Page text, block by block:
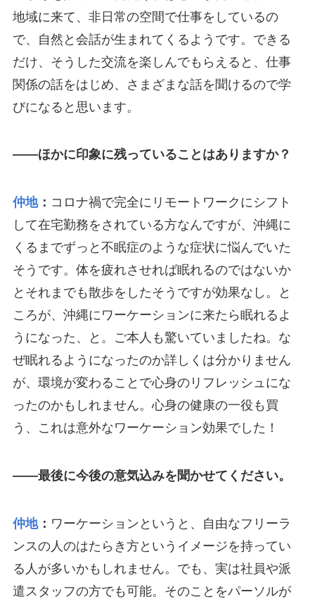
地域に来て、非日常の空間で仕事をしているの
で、自然と会話が生まれてくるようです。できる
だけ、そうした交流を楽しんでもらえると、仕事
関係の話をはじめ、さまざまな話を聞けるので学
びになると思います。
――ほかに印象に残っていることはありますか？
仲地： コロナ禍で完全にリモートワークにシフト
して在宅勤務をされている方なんですが、沖縄に
くるまでずっと不眠症のような症状に悩んでいた
そうです。体を疲れさせれば眠れるのではないか
とそれまでも散歩をしたそうですが効果なし。と
ころが、沖縄にワーケーションに来たら眠れるよ
うになった、と。ご本人も驚いていましたね。な
ぜ眠れるようになったのか詳しくは分かりません
が、環境が変わることで心身のリフレッシュにな
ったのかもしれません。心身の健康の一役も買
う、これは意外なワーケーション効果でした！
――最後に今後の意気込みを聞かせてください。
仲地： ワーケーションというと、自由なフリーラ
ンスの人のはたらき方というイメージを持ってい
る人が多いかもしれません。でも、実は社員や派
遣スタッフの方でも可能。そのことをパーソルが